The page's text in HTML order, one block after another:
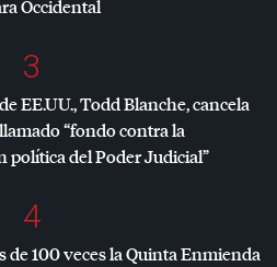
Occidental
3
EE.UU., Todd Blanche, cancela
“fondo contra la
del Poder Judicial”
4
100 veces la Quinta Enmienda